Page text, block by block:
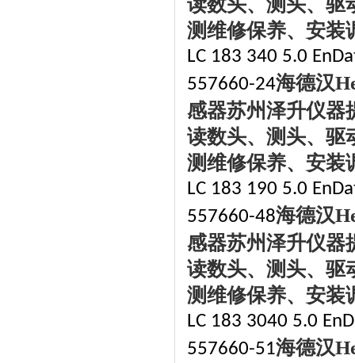
测维修保养、安装
LC 183 340 5.0
557660-24海德汉
感器苏州泽升仪器
读数头、测头、驱
测维修保养、安装
LC 183 190 5.0
557660-48海德汉
感器苏州泽升仪器
读数头、测头、驱
测维修保养、安装
LC 183 3040 5.0
557660-51海德汉